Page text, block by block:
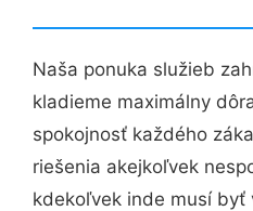
Naša ponuka služieb
kladieme maximálny
spokojnosť každého
riešenia akejkoľvek
kdekoľvek inde musí byť